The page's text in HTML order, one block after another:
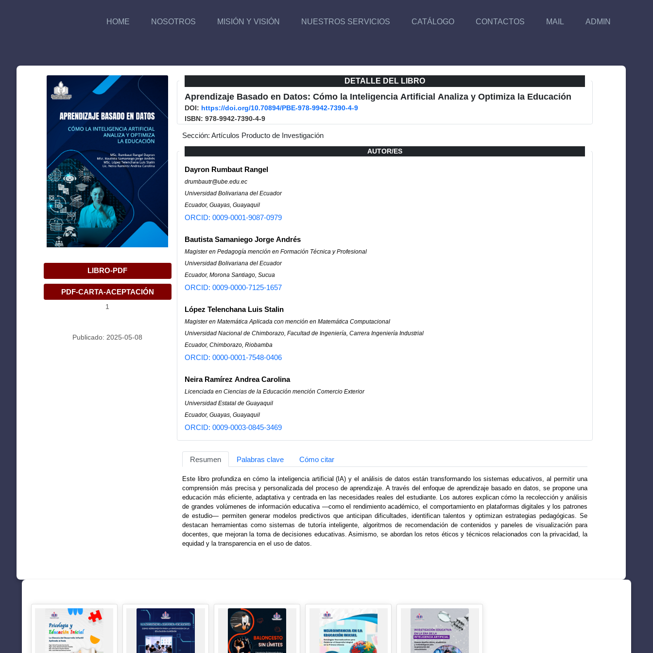
HOME NOSOTROS MISIÓN Y VISIÓN NUESTROS SERVICIOS CATÁLOGO CONTACTOS MAIL ADMIN
LIBRO-PDF
PDF-CARTA-ACEPTACIÓN
1
Publicado: 2025-05-08
DETALLE DEL LIBRO
Aprendizaje Basado en Datos: Cómo la Inteligencia Artificial Analiza y Optimiza la Educación
DOI: https://doi.org/10.70894/PBE-978-9942-7390-4-9
ISBN: 978-9942-7390-4-9
Sección: Artículos Producto de Investigación
AUTOR/ES
Dayron Rumbaut Rangel
drumbautr@ube.edu.ec
Universidad Bolivariana del Ecuador
Ecuador, Guayas, Guayaquil
ORCID: 0009-0001-9087-0979
Bautista Samaniego Jorge Andrés
Magister en Pedagogía mención en Formación Técnica y Profesional
Universidad Bolivariana del Ecuador
Ecuador, Morona Santiago, Sucua
ORCID: 0009-0000-7125-1657
López Telenchana Luis Stalin
Magister en Matemática Aplicada con mención en Matemática Computacional
Universidad Nacional de Chimborazo, Facultad de Ingeniería, Carrera Ingeniería Industrial
Ecuador, Chimborazo, Riobamba
ORCID: 0000-0001-7548-0406
Neira Ramírez Andrea Carolina
Licenciada en Ciencias de la Educación mención Comercio Exterior
Universidad Estatal de Guayaquil
Ecuador, Guayas, Guayaquil
ORCID: 0009-0003-0845-3469
Resumen Palabras clave Cómo citar
Este libro profundiza en cómo la inteligencia artificial (IA) y el análisis de datos están transformando los sistemas educativos, al permitir una
comprensión más precisa y personalizada del proceso de aprendizaje. A través del enfoque de aprendizaje basado en datos, se propone una
educación más eficiente, adaptativa y centrada en las necesidades reales del estudiante. Los autores explican cómo la recolección y análisis
de grandes volúmenes de información educativa —como el rendimiento académico, el comportamiento en plataformas digitales y los patrones
de estudio— permiten generar modelos predictivos que anticipan dificultades, identifican talentos y optimizan estrategias pedagógicas. Se
destacan herramientas como sistemas de tutoría inteligente, algoritmos de recomendación de contenidos y paneles de visualización para
docentes, que mejoran la toma de decisiones educativas. Asimismo, se abordan los retos éticos y técnicos relacionados con la privacidad, la
equidad y la transparencia en el uso de datos.